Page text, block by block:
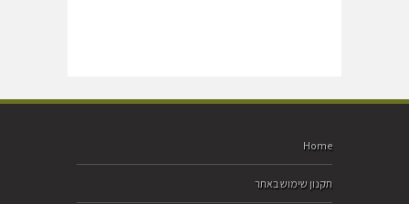
Home
תקנון שימוש באתר